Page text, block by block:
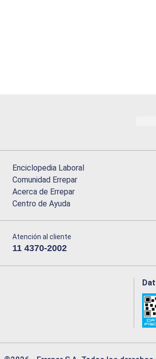
Enciclopedia Laboral
Comunidad Errepar
Acerca de Errepar
Centro de Ayuda
Atención al cliente
11 4370-2002